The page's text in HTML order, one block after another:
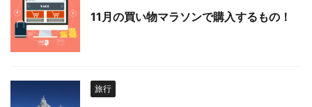
11月の買い物マラソンで購入するもの！
旅行